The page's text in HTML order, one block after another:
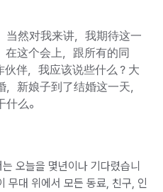
当然对我来讲，我期待这一
在这个会上，跟所有的同
伴，我应该说些什么？大
新娘子到了结婚这一天，
么。
오늘을 몇년이나 기다렸습니
무대 위에서 모든 동료, 친구, 인